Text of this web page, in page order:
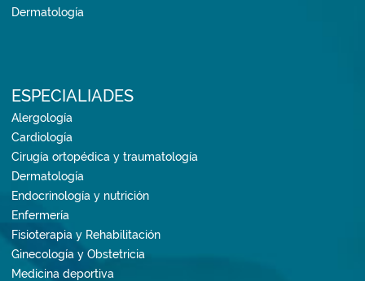
Dermatología
ESPECIALIADES
Alergología
Cardiología
Cirugía ortopédica y traumatología
Dermatología
Endocrinología y nutrición
Enfermería
Fisioterapia y Rehabilitación
Ginecología y Obstetricia
Medicina deportiva